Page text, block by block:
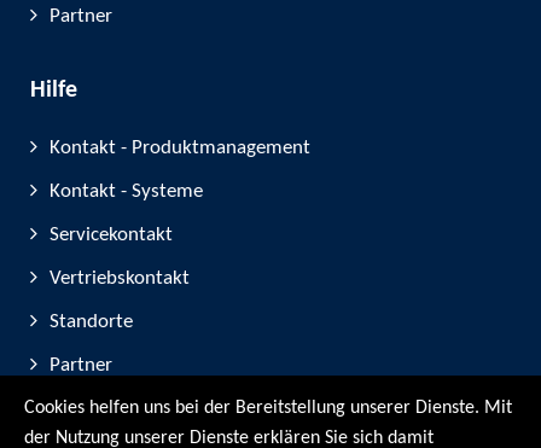
Partner
Hilfe
Kontakt - Produktmanagement
Kontakt - Systeme
Servicekontakt
Vertriebskontakt
Standorte
Partner
Geräte-Registrierung
Cookies helfen uns bei der Bereitstellung unserer Dienste. Mit
der Nutzung unserer Dienste erklären Sie sich damit